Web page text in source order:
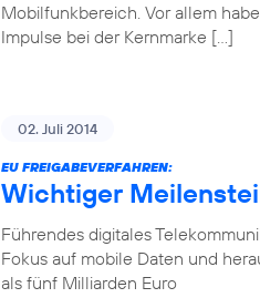
Mobilfunkbereich. Vor allem
Impulse bei der Kernmarke […]
02. Juli 2014
EU FREIGABEVERFAHREN:
Wichtiger
Führendes digitales
Fokus auf mobile Daten und
als fünf Milliarden Euro